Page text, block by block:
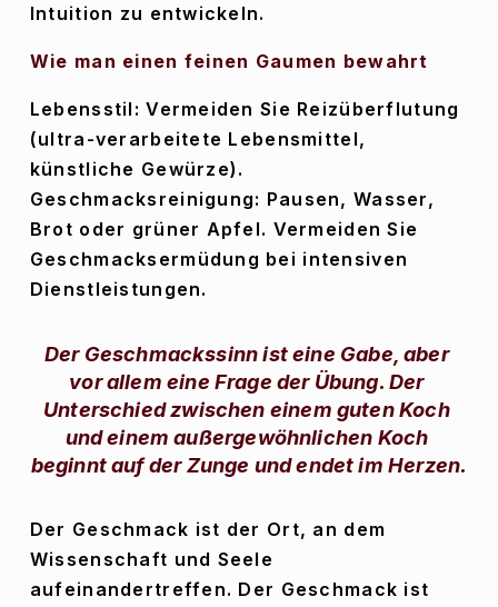
Intuition zu entwickeln.
Wie man einen feinen Gaumen bewahrt
Lebensstil: Vermeiden Sie Reizüberflutung
(ultra-verarbeitete Lebensmittel,
künstliche Gewürze).
Geschmacksreinigung: Pausen, Wasser,
Brot oder grüner Apfel. Vermeiden Sie
Geschmacksermüdung bei intensiven
Dienstleistungen.
Der Geschmackssinn ist eine Gabe, aber
vor allem eine Frage der Übung. Der
Unterschied zwischen einem guten Koch
und einem außergewöhnlichen Koch
beginnt auf der Zunge und endet im Herzen.
Der Geschmack ist der Ort, an dem
Wissenschaft und Seele
aufeinandertreffen. Der Geschmack ist